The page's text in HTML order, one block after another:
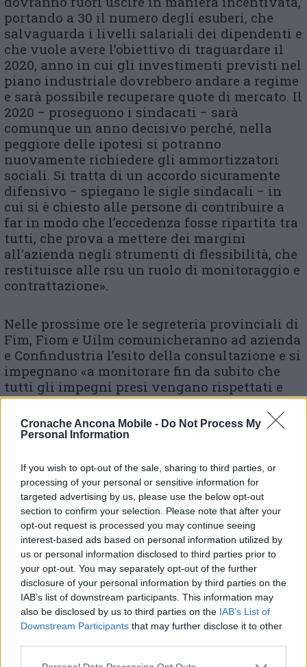
Cronache Ancona Mobile - Do Not Process My
Personal Information
If you wish to opt-out of the sale, sharing to third parties, or
processing of your personal or sensitive information for
targeted advertising by us, please use the below opt-out
section to confirm your selection. Please note that after your
opt-out request is processed you may continue seeing
interest-based ads based on personal information utilized by
us or personal information disclosed to third parties prior to
your opt-out. You may separately opt-out of the further
disclosure of your personal information by third parties on the
IAB’s list of downstream participants. This information may
also be disclosed by us to third parties on the IAB’s List of
Downstream Participants that may further disclose it to other
portando a 30 il numero degli esuberi, che
salvaguarda i livelli salariali dei dipendenti e
che vuole avere l’obiettivo di traguardare il
2020, anno in cui gli investimenti previsti nel
piano industriale dovrebbero andare a regime
e sarà possibile recuperare quote di mercato. Il
2020 − proseguono i sindacati − sarà
comunque un anno decisivo perché, nella
peggiore delle ipotesi si potranno
nuovamente richiedere gli ammortizzatori
sociali. Si tratta di un accordo sicuramente
difensivo − spiegano le sigle sindacali − in
cui si è chiesto alle persone di contribuire a
far in modo che l’eccedenza fosse ripartita tra
tutti, che prova a mettere dei margini
all’azienda negli strumenti di flessibilità, che
restituisce alle rsu un ruolo di monitoraggio e
contrattazione».
Nelle prossime ore le segreteria provinciali di
Fim, Fiom e Uilm comunicheranno ad azienda
e Confindustria l’esito della consultazione e si
impegnano «a monitorare fin da subito che
tutti gli impegni presi vengano rispettati e
che nell’applicazione dell’accordo prevalga la
logica della solidarietà tra persone e che Elica
provveda alle proprie le responsabilità
Lo spoglio delle schede si è concluso ieri sera
intorno alle 20. Alta la partecipazione con 549
votanti sui 637 aventi diritto. Favorevole
oltre 83% dei lavoratori con 456 sì all’accorsa
e 92 contrari.
© RIPRODUZIONE RISERVATA